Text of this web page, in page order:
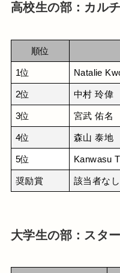
高校生の部：カル
順位
1位 Natalie
2位 中村 玲偉
3位 宮武 佑名
4位 森山 泰地
5位 Kanwasu
奨励賞 該当者なし
大学生の部：スタ